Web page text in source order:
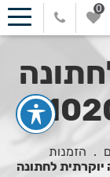
0
. הזמנות
יוקרתית לחתונה